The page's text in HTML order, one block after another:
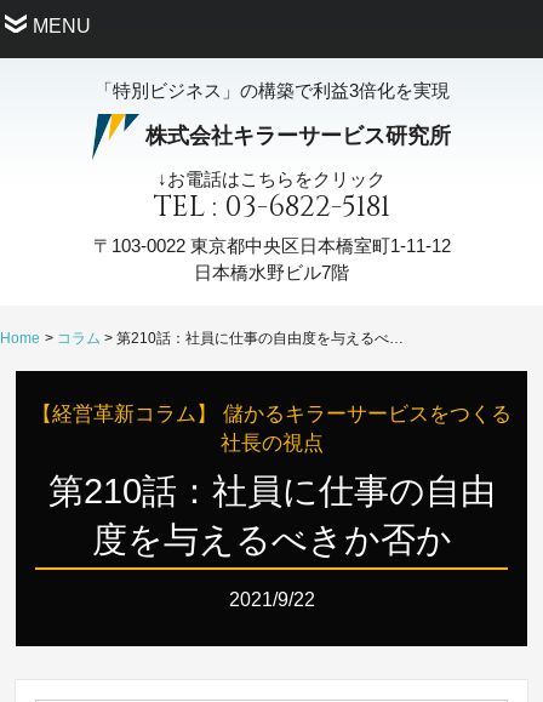
MENU
「特別ビジネス」の構築で利益3倍化を実現
株式会社キラーサービス研究所
↓お電話はこちらをクリック
TEL : 03-6822-5181
〒103-0022東京都中央区日本橋室町1-11-12
日本橋水野ビル7階
Home コラム 第210話：社員に仕事の自由度を与えるべきか否か
【経営革新コラム】 儲かるキラーサービスをつくる
社長の視点
第210話：社員に仕事の自由
度を与えるべきか否か
2021/9/22